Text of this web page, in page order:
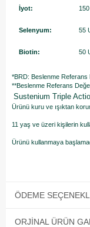
İyot:
Selenyum: 55
Biotin: 50
*BRD: Beslenme Referans
**Beslenme Referans
Sustenium Triple
Ürünü kuru ve ışıktan
11 yaş ve üzeri kişilerin
Ürünü kullanmaya
ÖDEME
ORJINAL ÜRÜN